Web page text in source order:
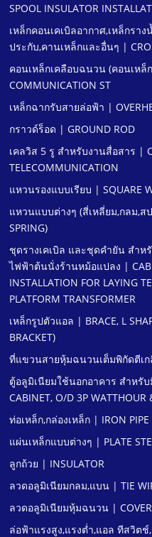
SPOOL INSULATOR
เหล็กคอนเคเบิลอากาศ,เหล็กรา
ประกับ,คานเหล็กและอื่นๆ |
คอนเหล็กเคลือบฉนวน (คอนเหล็
COMMUNICATION ST
เหล็กฉากรับสายล่อฟ้า |
กราวด์ร็อด | GROUND ROD
เคลวิส 5 รู สําหรับงานสื่อสาร |
TELECOMMUNICATION
แหวนรองแบบเรียบ | SQUARE
แหวนแบบต่างๆ (สี่เหลี่ยม,กลม,สป
SPRING)
ชุดรางเคเบิล และชุดคํายัน สําห
ไฟฟ้าต้นนั่งร้านหม้อแปลง |
INSTALLATION FOR LAYING
PLATFORM TRANSFORMER
เหล็กรูปตัวแอล | BRACE, L
BRACKET)
ที่แขวนสายหุ้มฉนวนเต็มพิกัดตีเก
ตู้อลูมิเนียมใช้นอกอาคาร สําหรับ
CABINET, O/D 3P WATTHOUR
ท่อเหล็ก,กล่องเหล็ก | IRON PIPE
แผ่นเหล็กแบบต่างๆ | PLATE
ลูกถ้วย | INSULATOR
ลวดอลูมิเนียมกลม,แบน | TIE
ลวดอลูมิเนียมหุ้มฉนวน |
ล่อฟ้าแรงสูง,แรงตํ่า,แอล ทีสวิตช์,